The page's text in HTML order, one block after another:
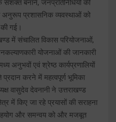
बनाने, जनप्रतिनिधियों की
अनुरूप प्रशासनिक व्यवस्थाओं को
की गई।
में संचालित विकास परियोजनाओं,
योजनाओं की जानकारी
अनुभवों एवं श्रेष्ठ कार्यप्रणालियों
करने में महत्वपूर्ण भूमिका
वासुदेव देवनानी ने उत्तराखण्ड
में किए जा रहे प्रयासों की सराहना
और समन्वय को और मजबूत